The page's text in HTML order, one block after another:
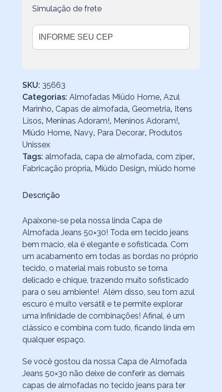
Simulação de frete
SKU: 35663
Categorias: Almofadas Miüdo Home, Azul
Marinho, Capas de almofada, Geometria, Itens
Lisos, Meninas Adoram!, Meninos Adoram!,
Miüdo Home, Navy, Para Decorar, Produtos
Unissex
Tags: almofada, capa de almofada, com ziper,
Fabricação própria, Miüdo Design, miüdo home
Descrição
Apaixone-se pela nossa linda Capa de
Almofada Jeans 50×30! Toda em tecido jeans
bem macio, ela é elegante e sofisticada. Com
um acabamento em todas as bordas no próprio
tecido, o material mais robusto se torna
delicado e chique, trazendo muito sofisticado
para o seu ambiente! Além disso, seu tom azul
escuro é muito versátil e te permite explorar
uma infinidade de combinações! Afinal, é um
clássico e combina com tudo, ficando linda em
qualquer espaço.
Se você gostou da nossa Capa de Almofada
Jeans 50×30 não deixe de conferir as demais
capas de almofadas no tecido jeans para ter